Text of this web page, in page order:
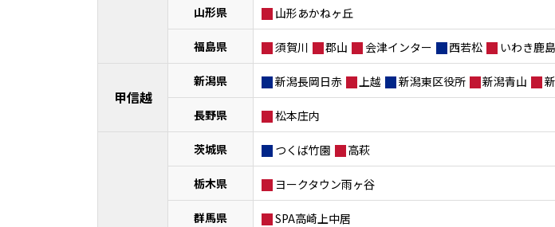
山形県 山形あかねヶ丘
福島県 須賀川 郡山 会津インター 西若松 いわき鹿島
甲信越
新潟県 新潟長岡日赤 上越 新潟東区役所 新潟青山
長野県 松本庄内
茨城県 つくば竹園 高萩
栃木県 ヨークタウン雨ヶ谷
群馬県 SPA高崎上中居